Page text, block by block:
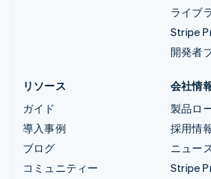
ライブ
Stripe
開発者
リソース
ガイド
導入事例
ブログ
コミュニティー
会社情
製品ロ
採用情
ニュー
Stripe